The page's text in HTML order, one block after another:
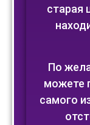
старая
По
можете
самого